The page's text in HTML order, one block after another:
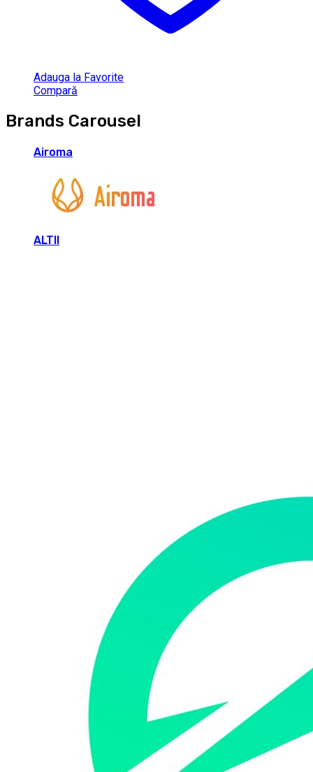
Adauga la Favorite
Compară
Brands Carousel
Airoma
ALTII